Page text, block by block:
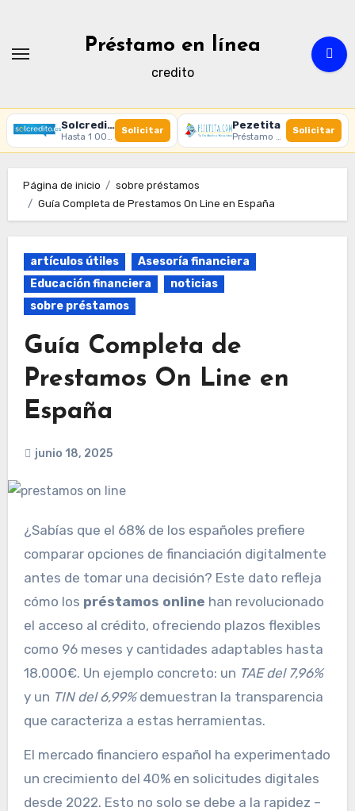
contenido
Préstamo en línea
credito
Solcredito
Hasta 1 000 € · 30 días · 100% online
Solicitar Pezetita
Préstamo online · Aprobación rápida
Solicitar
Página de inicio
sobre préstamos
Guía Completa de Prestamos On Line en España
artículos útiles
Asesoría financiera
Educación financiera
noticias
sobre préstamos
Guía Completa de
Prestamos On Line en
España
junio 18, 2025
¿Sabías que el 68% de los españoles prefiere
comparar opciones de financiación digitalmente
antes de tomar una decisión? Este dato refleja
cómo los préstamos online han revolucionado
el acceso al crédito, ofreciendo plazos flexibles
como 96 meses y cantidades adaptables hasta
18.000€. Un ejemplo concreto: un TAE del 7,96%
y un TIN del 6,99%demuestran la transparencia
que caracteriza a estas herramientas.
El mercado financiero español ha experimentado
un crecimiento del 40% en solicitudes digitales
desde 2022. Esto no solo se debe a la rapidez –